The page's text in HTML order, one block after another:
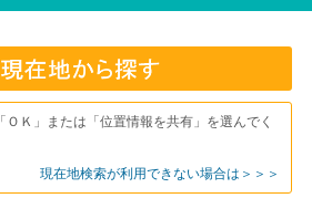
Ｋ」または「位置情報を共有」を選んでく
現在地検索が利用できない場合は＞＞＞